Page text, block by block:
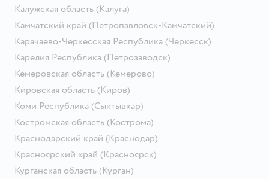
Калужская область (Калуга)
Камчатский край (Петропавловск-Камчатский)
Карачаево-Черкесская Республика (Черкесск)
Карелия Республика (Петрозаводск)
Кемеровская область (Кемерово)
Кировская область (Киров)
Коми Республика (Сыктывкар)
Костромская область (Кострома)
Краснодарский край (Краснодар)
Красноярский край (Красноярск)
Курганская область (Курган)